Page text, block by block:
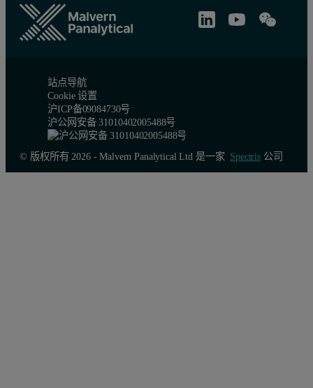
站点导航
Cookie 设置
沪ICP备09084730号
沪公网安备 31010402005488号
© 版权所有 2026 - Malvern Panalytical Ltd 是一家 Spectris公司